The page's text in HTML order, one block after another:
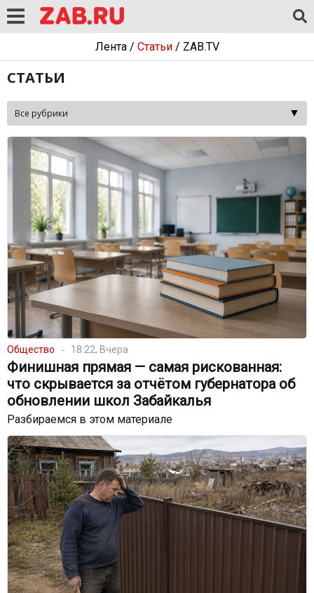
Лента/ Статьи/ ZAB.TV
СТАТЬИ
Общество 18:22, Вчера
Финишная прямая — самая рискованная:
что скрывается за отчётом губернатора об
обновлении школ Забайкалья
Разбираемся в этом материале